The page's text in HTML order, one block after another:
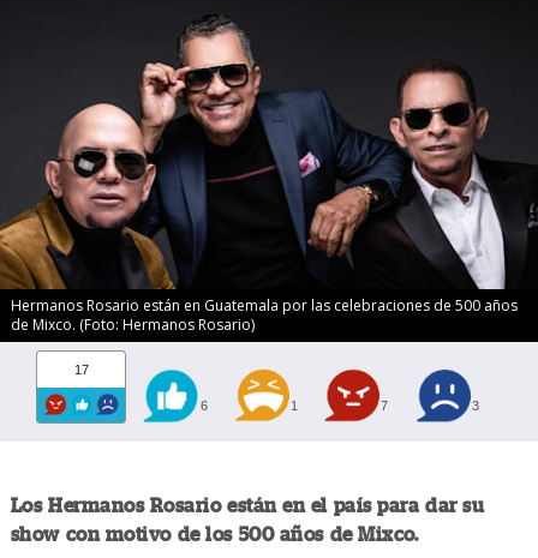
Hermanos Rosario están en Guatemala por las celebraciones de 500 años
de Mixco. (Foto: Hermanos Rosario)
17
6 1 7 3
Los Hermanos Rosario están en el país para dar su
show con motivo de los 500 años de Mixco.